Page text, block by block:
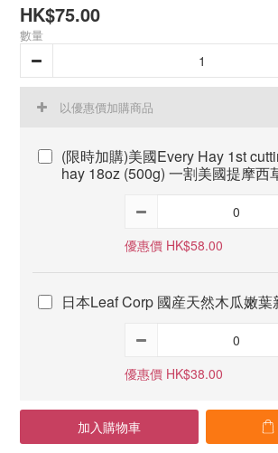
HK$75.00
數量
以優惠價加購商品
(限時加購)美國Every Hay 1st
hay 18oz (500g) 一割美國提摩西
優惠價 HK$58.00
日本Leaf Corp 國産天然木瓜嫩
優惠價 HK$38.00
加入購物車